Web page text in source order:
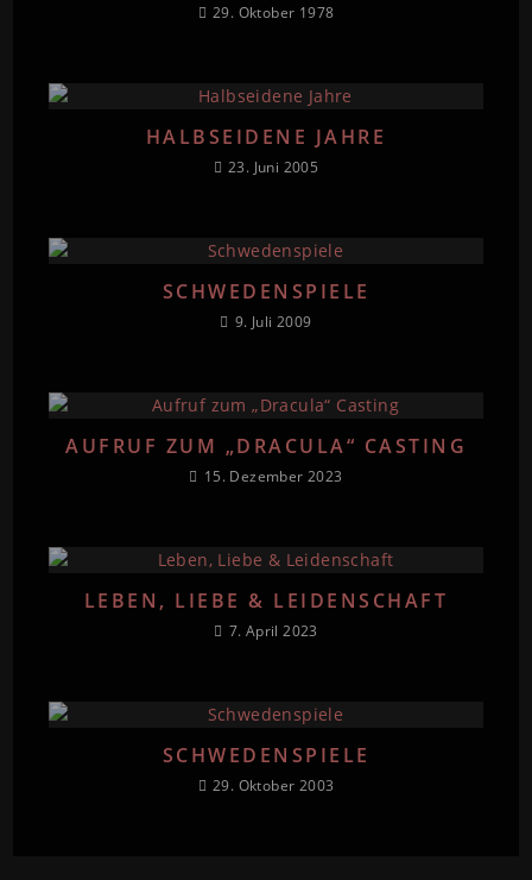
29. Oktober 1978
HALBSEIDENE JAHRE
23. Juni 2005
SCHWEDENSPIELE
9. Juli 2009
AUFRUF ZUM „DRACULA“ CASTING
15. Dezember 2023
LEBEN, LIEBE & LEIDENSCHAFT
7. April 2023
SCHWEDENSPIELE
29. Oktober 2003